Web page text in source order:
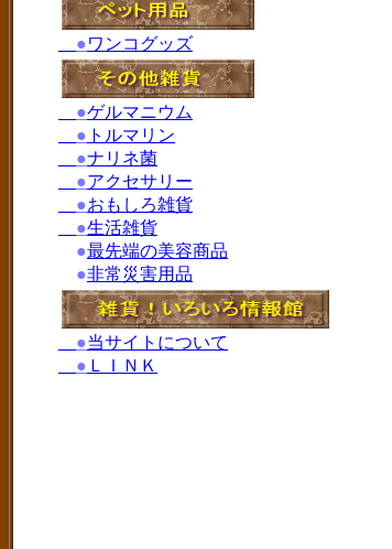
●ワンコグッズ
●ゲルマニウム
● トルマリン
●ナリネ菌
●アクセサリー
●おもしろ雑貨
●生活雑貨
●最先端の美容商品
●非常災害用品
●当サイトについて
● ＬＩＮＫ